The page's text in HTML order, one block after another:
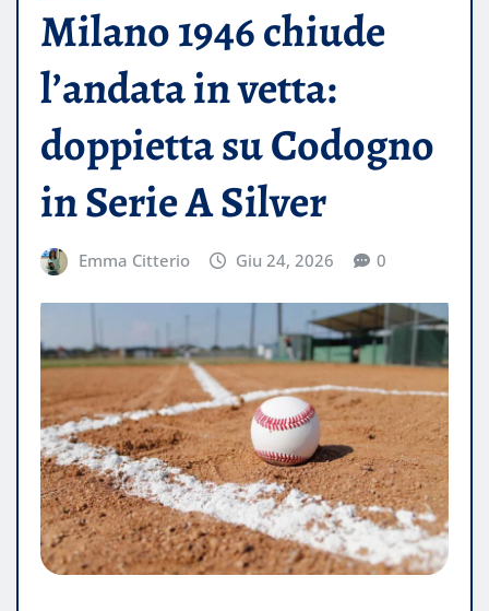
Milano 1946 chiude
l’andata in vetta:
doppietta su Codogno
in Serie A Silver
Emma Citterio Giu 24, 2026 0